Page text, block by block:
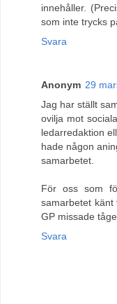
innehåller.
som inte trycks
Svara
Anonym 29
Jag har ställt
ovilja mot
ledarredaktion
hade någon
samarbetet.
För oss som
samarbetet känt
GP missade
Svara